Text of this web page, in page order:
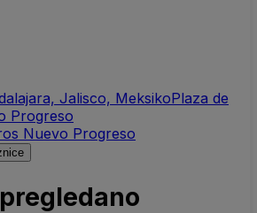
Jalisco, MeksikoPlaza de
Progreso
Nuevo Progreso